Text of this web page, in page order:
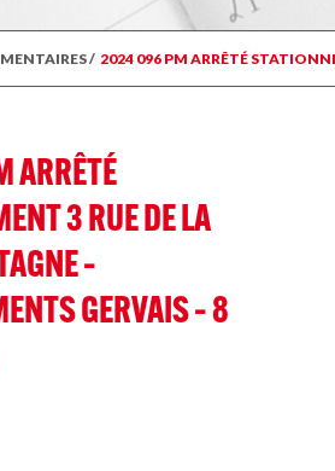
/ 2024 096 PM ARRÊTÉ
ARRÊTÉ
3 RUE DE LA
–
GERVAIS – 8